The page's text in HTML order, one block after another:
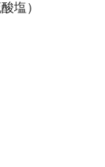
塩）